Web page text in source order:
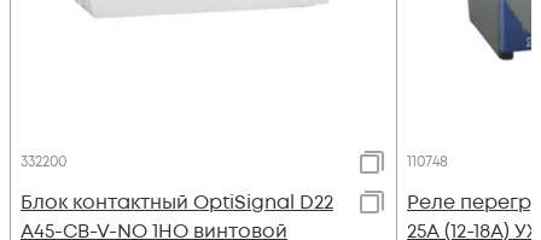
332200
Блок контактный OptiSignal D22
A45-CB-V-NO 1НО винтовой
110748
Реле
25А (12-18А)